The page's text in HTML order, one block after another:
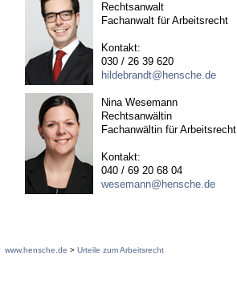
Rechtsanwalt
Fachanwalt für Arbeitsrecht
Kontakt:
030 / 26 39 620
hildebrandt@hensche.de
Nina Wesemann
Rechtsanwältin
Fachanwältin für Arbeitsrecht
Kontakt:
040 / 69 20 68 04
wesemann@hensche.de
www.hensche.de > Urteile zum Arbeitsrecht